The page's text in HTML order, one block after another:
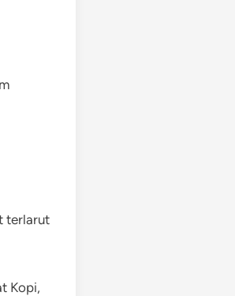
terlarut
Kopi,